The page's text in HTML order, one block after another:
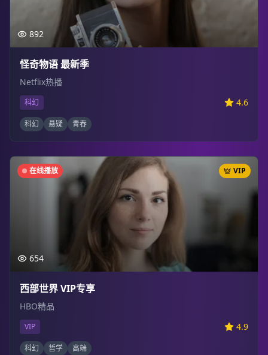
892
怪奇物语 最新季
Netflix热播
科幻 4.6
科幻 悬疑 青春
在线播放 VIP
654
西部世界 VIP专享
HBO精品
VIP 4.9
科幻 哲学 高端